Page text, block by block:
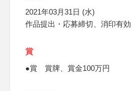
2021年03月31日 (水)
作品提出・応募締切、消印有効
賞
●賞 賞牌、賞金100万円